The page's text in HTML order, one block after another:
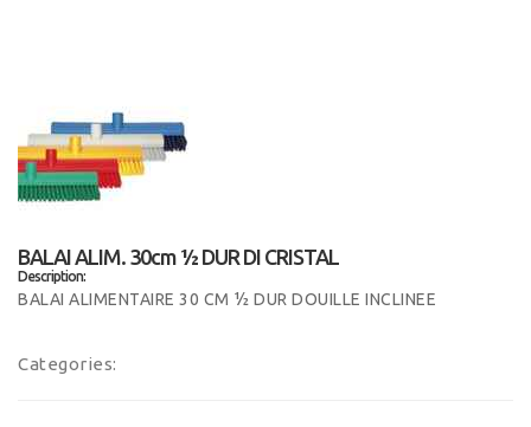
BALAI ALIM. 30cm ½ DUR DI CRISTAL
Description:
BALAI ALIMENTAIRE 30 CM ½ DUR DOUILLE INCLINEE
Categories: